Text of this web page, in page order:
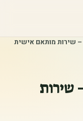
– שירות מותאם אישית
שירות